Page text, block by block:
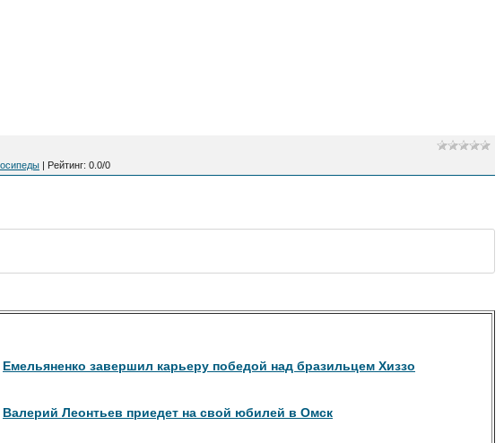
| Рейтинг: 0.0/0
Емельяненко завершил карьеру победой над бразильцем Хиззо
Валерий Леонтьев приедет на свой юбилей в Омск